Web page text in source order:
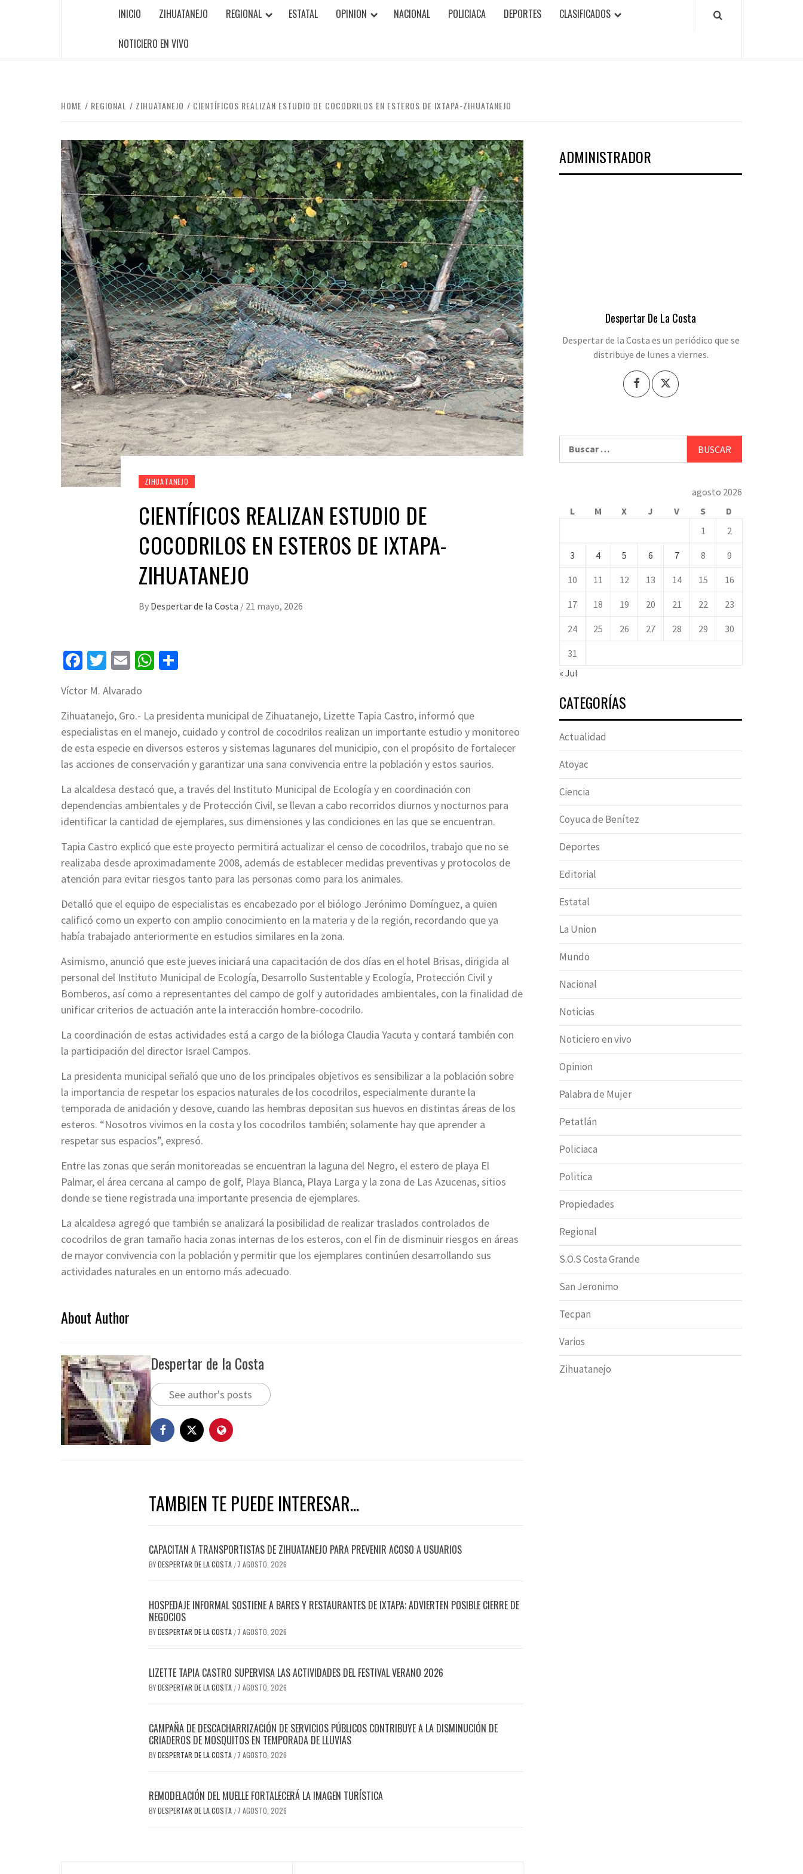
INICIO ZIHUATANEJO REGIONAL ESTATAL OPINION NACIONAL POLICIACA DEPORTES CLASIFICADOS
NOTICIERO EN VIVO
HOME REGIONAL ZIHUATANEJO CIENTÍFICOS REALIZAN ESTUDIO DE COCODRILOS EN ESTEROS DE IXTAPA-ZIHUATANEJO
ZIHUATANEJO
CIENTÍFICOS REALIZAN ESTUDIO DE
COCODRILOS EN ESTEROS DE IXTAPA-
ZIHUATANEJO
By Despertar de la Costa / 21 mayo, 2026
Facebook
Twitter
EmailWhatsApp
Víctor M. Alvarado
Zihuatanejo, Gro.- La presidenta municipal de Zihuatanejo, Lizette Tapia Castro, informó que
especialistas en el manejo, cuidado y control de cocodrilos realizan un importante estudio y monitoreo
de esta especie en diversos esteros y sistemas lagunares del municipio, con el propósito de fortalecer
las acciones de conservación y garantizar una sana convivencia entre la población y estos saurios.
La alcaldesa destacó que, a través del Instituto Municipal de Ecología y en coordinación con
dependencias ambientales y de Protección Civil, se llevan a cabo recorridos diurnos y nocturnos para
identificar la cantidad de ejemplares, sus dimensiones y las condiciones en las que se encuentran.
Tapia Castro explicó que este proyecto permitirá actualizar el censo de cocodrilos, trabajo que no se
realizaba desde aproximadamente 2008, además de establecer medidas preventivas y protocolos de
atención para evitar riesgos tanto para las personas como para los animales.
Detalló que el equipo de especialistas es encabezado por el biólogo Jerónimo Domínguez, a quien
calificó como un experto con amplio conocimiento en la materia y de la región, recordando que ya
había trabajado anteriormente en estudios similares en la zona.
Asimismo, anunció que este jueves iniciará una capacitación de dos días en el hotel Brisas, dirigida al
personal del Instituto Municipal de Ecología, Desarrollo Sustentable y Ecología, Protección Civil y
Bomberos, así como a representantes del campo de golf y autoridades ambientales, con la finalidad de
unificar criterios de actuación ante la interacción hombre-cocodrilo.
La coordinación de estas actividades está a cargo de la bióloga Claudia Yacuta y contará también con
la participación del director Israel Campos.
La presidenta municipal señaló que uno de los principales objetivos es sensibilizar a la población sobre
la importancia de respetar los espacios naturales de los cocodrilos, especialmente durante la
temporada de anidación y desove, cuando las hembras depositan sus huevos en distintas áreas de los
esteros. “Nosotros vivimos en la costa y los cocodrilos también; solamente hay que aprender a
respetar sus espacios”, expresó.
Entre las zonas que serán monitoreadas se encuentran la laguna del Negro, el estero de playa El
Palmar, el área cercana al campo de golf, Playa Blanca, Playa Larga y la zona de Las Azucenas, sitios
donde se tiene registrada una importante presencia de ejemplares.
La alcaldesa agregó que también se analizará la posibilidad de realizar traslados controlados de
cocodrilos de gran tamaño hacia zonas internas de los esteros, con el fin de disminuir riesgos en áreas
de mayor convivencia con la población y permitir que los ejemplares continúen desarrollando sus
actividades naturales en un entorno más adecuado.
About Author
Despertar de la Costa
See author's posts
TAMBIEN TE PUEDE INTERESAR...
CAPACITAN A TRANSPORTISTAS DE ZIHUATANEJO PARA PREVENIR ACOSO A USUARIOS
BYDESPERTAR DE LA COSTA / 7 AGOSTO, 2026
HOSPEDAJE INFORMAL SOSTIENE A BARES Y RESTAURANTES DE IXTAPA; ADVIERTEN POSIBLE CIERRE DE
NEGOCIOS
BYDESPERTAR DE LA COSTA / 7 AGOSTO, 2026
LIZETTE TAPIA CASTRO SUPERVISA LAS ACTIVIDADES DEL FESTIVAL VERANO 2026
BYDESPERTAR DE LA COSTA / 7 AGOSTO, 2026
CAMPAÑA DE DESCACHARRIZACIÓN DE SERVICIOS PÚBLICOS CONTRIBUYE A LA DISMINUCIÓN DE
CRIADEROS DE MOSQUITOS EN TEMPORADA DE LLUVIAS
BYDESPERTAR DE LA COSTA / 7 AGOSTO, 2026
REMODELACIÓN DEL MUELLE FORTALECERÁ LA IMAGEN TURÍSTICA
BYDESPERTAR DE LA COSTA / 7 AGOSTO, 2026
ADMINISTRADOR
Despertar De La Costa
Despertar de la Costa es un periódico que se
distribuye de lunes a viernes.
agosto 2026
L
M X J V S
D
1
2
3 4 5 6 7 8 9
10 11 12 13 14 15 16
17 18 19 20 21 22 23
24 25 26 27 28 29 30
31
« Jul
CATEGORÍAS
Actualidad
Atoyac
Ciencia
Coyuca de Benítez
Deportes
Editorial
Estatal
La Union
Mundo
Nacional
Noticias
Noticiero en vivo
Opinion
Palabra de Mujer
Petatlán
Policiaca
Politica
Propiedades
Regional
S.O.S Costa Grande
San Jeronimo
Tecpan
Varios
Zihuatanejo